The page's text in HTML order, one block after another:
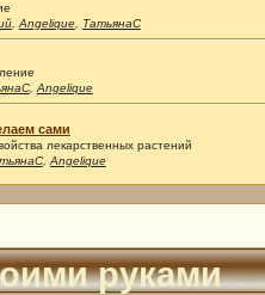
, Angelique, ТатьянаС
, Angelique
сами
лекарственных растений
, Angelique
руками